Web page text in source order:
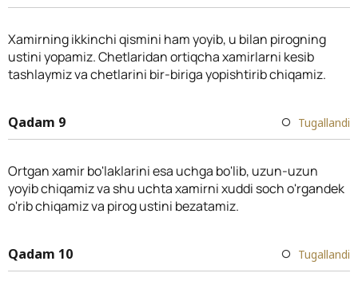
Xamirning ikkinchi qismini ham yoyib, u bilan pirogning
ustini yopamiz. Chetlaridan ortiqcha xamirlarni kesib
tashlaymiz va chetlarini bir-biriga yopishtirib chiqamiz.
Qadam 9 Tugallandi
Ortgan xamir bo'laklarini esa uchga bo'lib, uzun-uzun
yoyib chiqamiz va shu uchta xamirni xuddi soch o'rgandek
o'rib chiqamiz va pirog ustini bezatamiz.
Qadam 10 Tugallandi